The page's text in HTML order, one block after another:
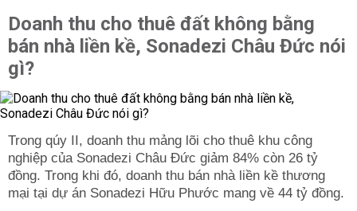
Doanh thu cho thuê đất không bằng
bán nhà liền kề, Sonadezi Châu Đức nói
gì?
Trong qúy II, doanh thu mảng lõi cho thuê khu công
nghiệp của Sonadezi Châu Đức giảm 84% còn 26 tỷ
đồng. Trong khi đó, doanh thu bán nhà liền kề thương
mại tại dự án Sonadezi Hữu Phước mang về 44 tỷ đồng.